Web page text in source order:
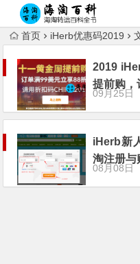
首页 iHerb优惠码2019
2019
提前购，
09月25日
iHerb新
淘注册与
08月08日